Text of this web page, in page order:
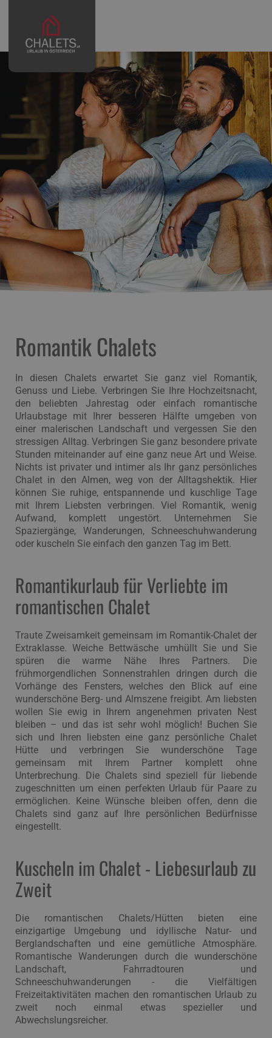
Romantik Chalets
In diesen Chalets erwartet Sie ganz viel Romantik,
Genuss und Liebe. Verbringen Sie Ihre Hochzeitsnacht,
den beliebten Jahrestag oder einfach romantische
Urlaubstage mit Ihrer besseren Hälfte umgeben von
einer malerischen Landschaft und vergessen Sie den
stressigen Alltag. Verbringen Sie ganz besondere private
Stunden miteinander auf eine ganz neue Art und Weise.
Nichts ist privater und intimer als Ihr ganz persönliches
Chalet in den Almen, weg von der Alltagshektik. Hier
können Sie ruhige, entspannende und kuschlige Tage
mit Ihrem Liebsten verbringen. Viel Romantik, wenig
Aufwand, komplett ungestört. Unternehmen Sie
Spaziergänge, Wanderungen, Schneeschuhwanderung
oder kuscheln Sie einfach den ganzen Tag im Bett.
Romantikurlaub für Verliebte im
romantischen Chalet
Traute Zweisamkeit gemeinsam im Romantik-Chalet der
Extraklasse. Weiche Bettwäsche umhüllt Sie und Sie
spüren die warme Nähe Ihres Partners. Die
frühmorgendlichen Sonnenstrahlen dringen durch die
Vorhänge des Fensters, welches den Blick auf eine
wunderschöne Berg- und Almszene freigibt. Am liebsten
wollen Sie ewig in Ihrem angenehmen privaten Nest
bleiben – und das ist sehr wohl möglich! Buchen Sie
sich und Ihren liebsten eine ganz persönliche Chalet
Hütte und verbringen Sie wunderschöne Tage
gemeinsam mit Ihrem Partner komplett ohne
Unterbrechung. Die Chalets sind speziell für liebende
zugeschnitten um einen perfekten Urlaub für Paare zu
ermöglichen. Keine Wünsche bleiben offen, denn die
Chalets sind ganz auf Ihre persönlichen Bedürfnisse
eingestellt.
Kuscheln im Chalet - Liebesurlaub zu
Zweit
Die romantischen Chalets/Hütten bieten eine
einzigartige Umgebung und idyllische Natur- und
Berglandschaften und eine gemütliche Atmosphäre.
Romantische Wanderungen durch die wunderschöne
Landschaft, Fahrradtouren und
Schneeschuhwanderungen - die Vielfältigen
Freizeitaktivitäten machen den romantischen Urlaub zu
zweit noch einmal etwas spezieller und
Abwechslungsreicher.